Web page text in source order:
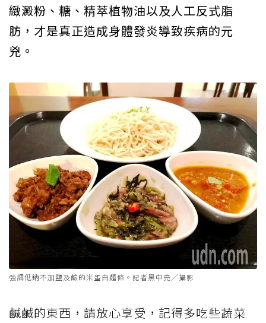
緻澱粉、糖、精萃植物油以及人工反式脂
肪，才是真正造成身體發炎導致疾病的元
兇。
強調低鈉不加鹽及鹼的米蛋白麵條。記者黑中亮／攝影
鹹鹹的東西，請放心享受，記得多吃些蔬菜